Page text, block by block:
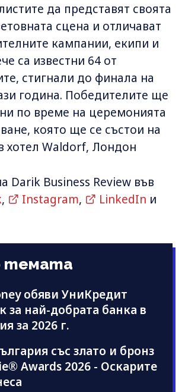
да представят своята
сцена и отличават
кампании, екипи и
са известни 64 от
стигнали до финала на
година. Победителите ще
по време на церемонията
която ще се състои на
хотел Waldorf, Лондон
Darik Business Review във
, Instagram, LinkedIn и
темата
обяви УниКредит
за най-добрата банка в
за 2026 г.
със злато и бронз
Awards 2026 - Оскарите